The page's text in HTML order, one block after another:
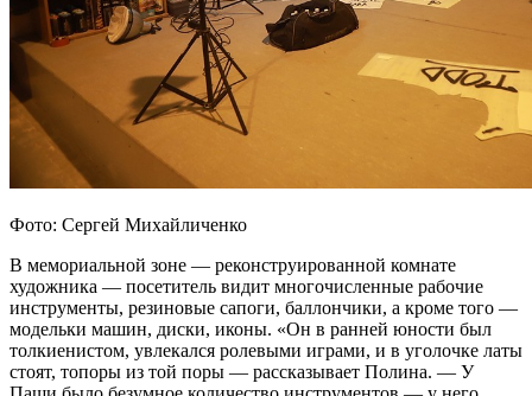
Фото: Сергей Михайличенко
В мемориальной зоне — реконструированной комнате
художника — посетитель видит многочисленные рабочие
инструменты, резиновые сапоги, баллончики, а кроме того —
модельки машин, диски, иконы. «Он в ранней юности был
толкиенистом, увлекался ролевыми играми, и в уголочке латы
стоят, топоры из той поры — рассказывает Полина. — У